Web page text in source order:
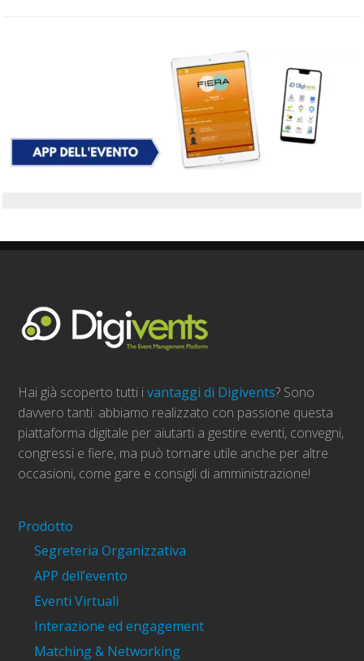
Hai già scoperto tutti ivantaggi di Digivents? Sono
davvero tanti: abbiamo realizzato con passione questa
piattaforma digitale per aiutarti a gestire eventi, convegni,
congressi e fiere, ma può tornare utile anche per altre
occasioni, come gare e consigli di amministrazione!
Prodotto
Segreteria Organizzativa
APP dell’evento
Eventi Virtuali
Interazione ed engagement
Matching & Networking